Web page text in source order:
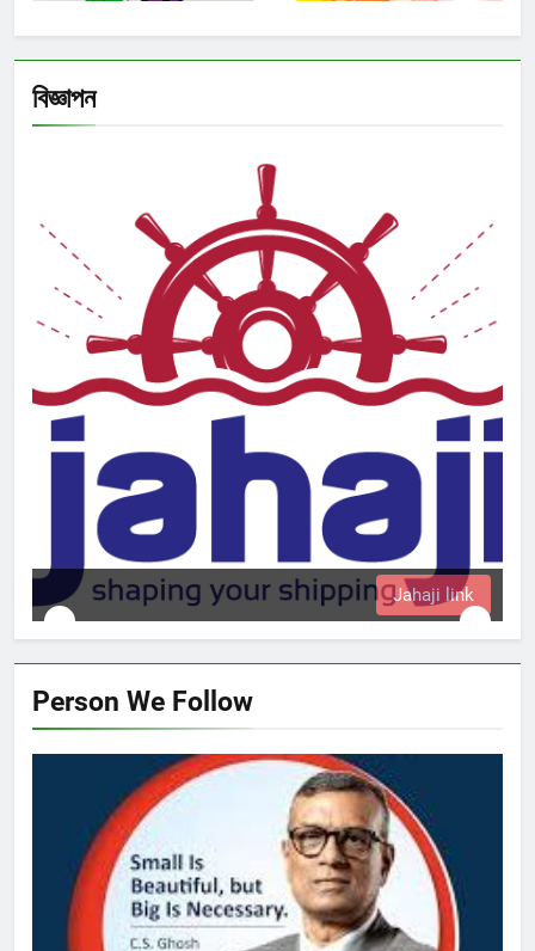
বিজ্ঞাপন
Jahaji link
Person We Follow